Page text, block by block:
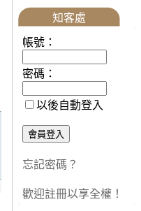
知客處
帳號：
密碼：
以後自動登入
忘記密碼？
歡迎註冊以享全權！